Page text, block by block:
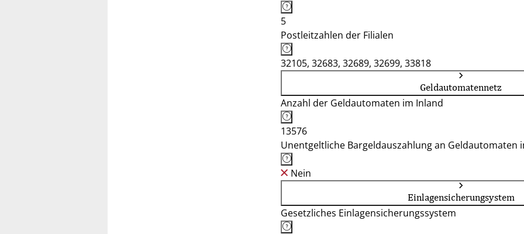
5
Postleitzahlen der Filialen
32105, 32683, 32689, 32699, 33818
Geldautomatennetz
Anzahl der Geldautomaten im Inland
13576
Unentgeltliche Bargeldauszahlung an Geldautomaten
Nein
Einlagensicherungsystem
Gesetzliches Einlagensicherungssystem